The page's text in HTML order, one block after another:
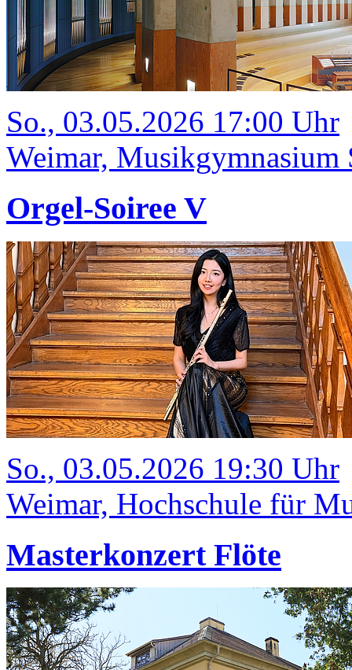
So., 03.05.2026 17:00 Uhr
Weimar, Musikgymnasium
Orgel-Soiree V
So., 03.05.2026 19:30 Uhr
Weimar, Hochschule für
Masterkonzert Flöte